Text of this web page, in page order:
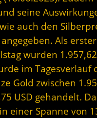
seine
auch den
Als
wurden
im Tagesverlauf
Gold zwischen
USD gehandelt.
einer Spanne von